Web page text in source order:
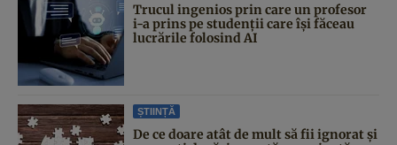
Trucul ingenios prin care un profesor
i-a prins pe studenții care își făceau
lucrările folosind AI
ȘTIINȚĂ
De ce doare atât de mult să fii ignorat și